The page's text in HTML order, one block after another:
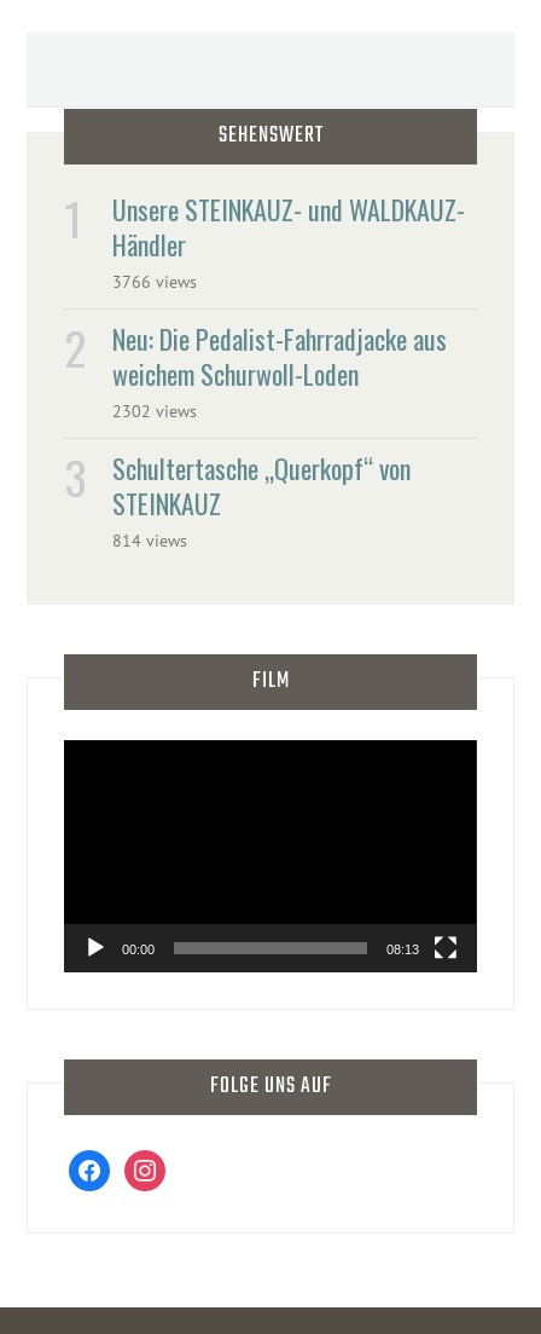
SEHENSWERT
Unsere STEINKAUZ- und WALDKAUZ-
Händler
3766 views
Neu: Die Pedalist-Fahrradjacke aus
weichem Schurwoll-Loden
2302 views
Schultertasche „Querkopf“ von
STEINKAUZ
814 views
FILM
00:00 08:13
FOLGE UNS AUF
facebookinstagram